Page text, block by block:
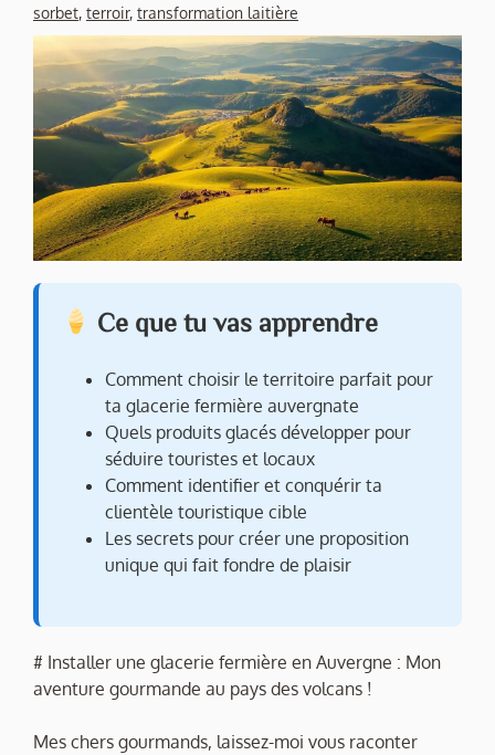
sorbet, terroir, transformation laitière
Ce que tu vas apprendre
Comment choisir le territoire parfait pour
ta glacerie fermière auvergnate
Quels produits glacés développer pour
séduire touristes et locaux
Comment identifier et conquérir ta
clientèle touristique cible
Les secrets pour créer une proposition
unique qui fait fondre de plaisir
# Installer une glacerie fermière en Auvergne : Mon
aventure gourmande au pays des volcans !
Mes chers gourmands, laissez-moi vous raconter